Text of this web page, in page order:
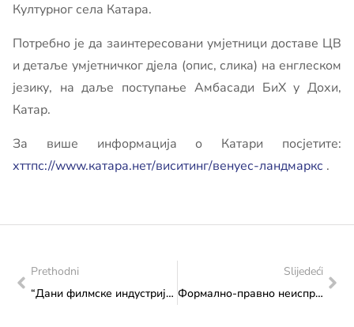
Културног села Катара.
Потребно је да заинтересовани умјетници доставе ЦВ
и детаље умјетничког дјела (опис, слика) на енглеском
језику, на даље поступање Амбасади БиХ у Дохи,
Катар.
За више информација о Катари посјетите:
хттпс://www.катара.нет/виситинг/венуес-ландмаркс .
Prethodni
“Дани филмске индустрије ЦинеЛинк”: Министрица Влаисављевић изразила опредјељење да филмска индустрија у БиХ добије законски оквир који би јој помогао да реализира своје активности на суставан и плодан начин
Slijedeći
Формално-правно неисправне пријаве за Јавни позив 2024. – Капитални трансфери непрофитним организацијама – изградња, адаптација и реконструкција културног и градитељског наслијеђа”